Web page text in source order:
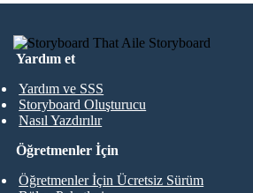
Yardım et
Yardım ve SSS
Storyboard Oluşturucu
Nasıl Yazdırılır
Öğretmenler İçin
Öğretmenler İçin Ücretsiz Sürüm